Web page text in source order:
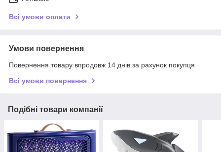
Всі умови оплати
Умови повернення
Повернення товару впродовж 14 днів за рахунок покупця
Всі умови повернення
Подібні товари компанії